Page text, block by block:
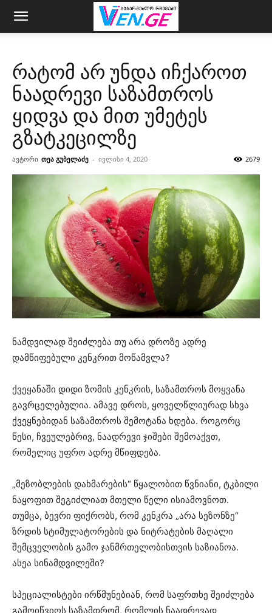
რატომ არ უნდა იჩქაროთ
ნაადრევი საზამთროს
ყიდვა და მით უმეტეს
გზატკეცილზე
ავტორი თეა გუბელაძე - ივლისი 4, 2020 2679
ნამდვილად შეიძლება თუ არა დროზე ადრე
დამწიფებული კენკრით მოწამვლა?
ქვეყანაში დიდი ზომის კენკრის, საზამთროს მოყვანა
გავრცელებულია. ამავე დროს, ყოველწლიურად სხვა
ქვეყნებიდან საზამთროს შემოტანა ხდება. როგორც
წესი, ჩვეულებრივ, ნაადრევი ჯიშები შემოაქვთ,
რომელიც უფრო ადრე მწიფდება.
„მეზობლების დახმარების“ წყალობით წვნიანი, ტკბილი
ნაყოფით შეგიძლიათ მთელი წელი ისიამოვნოთ.
თუმცა, ბევრი ფიქრობს, რომ კენკრა „არა სეზონზე“
ზრდის სტიმულატორების და ნიტრატების მაღალი
შემცველობის გამო ჯანმრთელობისთვის საზიანოა.
ასეა სინამდვილეში?
სპეციალისტები ირწმუნებიან, რომ საფრთხე შეიძლება
გამოიწვიოს საზამთრომ, რომლის ნაადრევად